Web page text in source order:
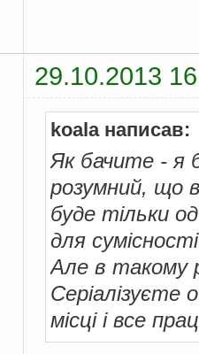
29.10.2013
koala написав:
Як бачите - я
розумний, що
буде тільки
для
Але в такому
Серіалізуєте
місці і все